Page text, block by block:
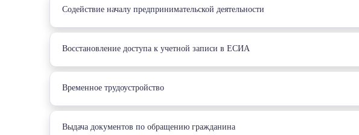
Cодействие началу предпринимательской деятельности
Восстановление доступа к учетной записи в ЕСИА
Временное трудоустройство
Выдача документов по обращению гражданина